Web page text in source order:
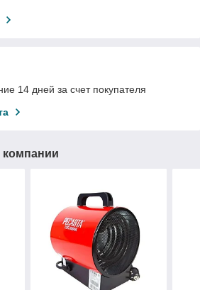
14 дней за счет покупателя